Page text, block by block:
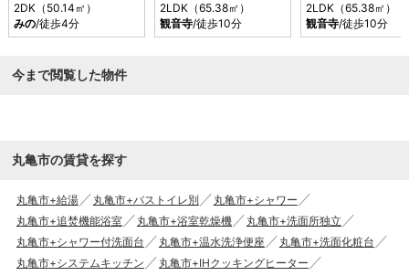
2DK（50.14㎡）
みの/徒歩4分
2LDK（65.38㎡）
観音寺/徒歩10分
2LDK（65.38㎡）
観音寺/徒歩10分
今まで閲覧した物件
丸亀市の賃貸を探す
丸亀市+給湯 丸亀市+バストイレ別
丸亀市+シャワー
丸亀市+追焚機能浴室
丸亀市+浴室乾燥機
丸亀市+洗面所独立
丸亀市+シャワー付洗面台
丸亀市+温水洗浄便座
丸亀市+洗面化粧台
丸亀市+システムキッチン
丸亀市+IHクッキングヒーター